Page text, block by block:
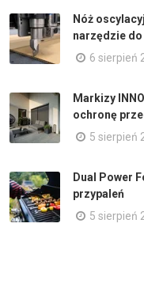
Nóż
narzędzie
6 sierpień
Markizy
ochronę
5 sierpień
Dual Power
przypaleń
5 sierpień